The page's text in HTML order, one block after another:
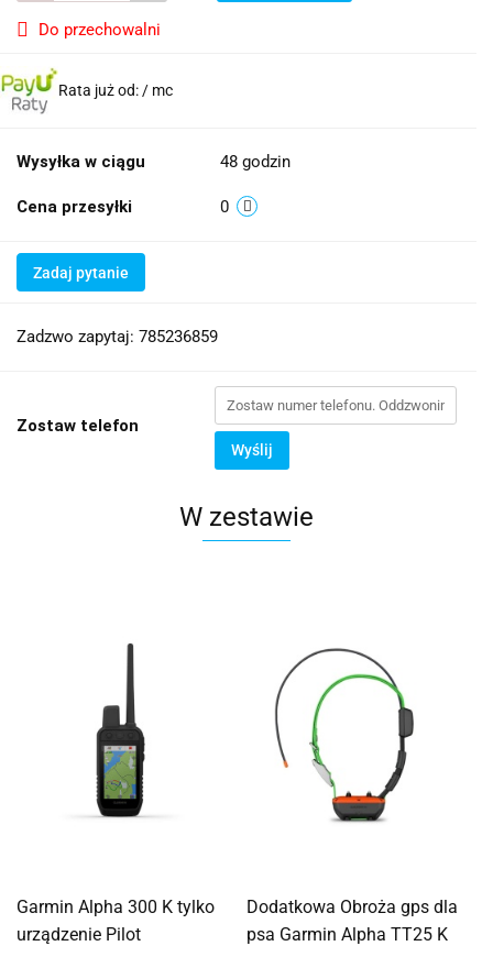
Do przechowalni
Rata już od: / mc
Wysyłka w ciągu 48 godzin
Cena przesyłki 0
Zadaj pytanie
Zadzwo zapytaj: 785236859
Zostaw telefon
Wyślij
W zestawie
Garmin Alpha 300 K tylko
urządzenie Pilot
Dodatkowa Obroża gps dla
psa Garmin Alpha TT25 K